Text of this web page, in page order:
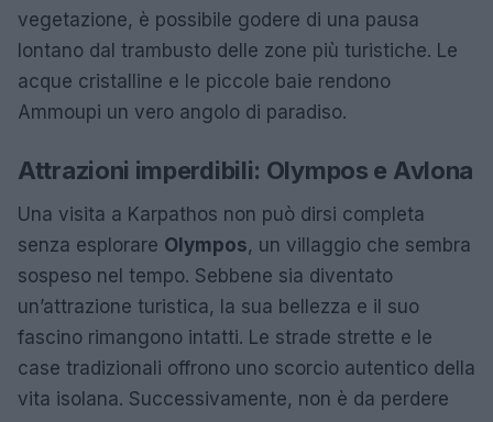
vegetazione, è possibile godere di una pausa
lontano dal trambusto delle zone più turistiche. Le
acque cristalline e le piccole baie rendono
Ammoupi un vero angolo di paradiso.
Attrazioni imperdibili: Olympos e Avlona
Una visita a Karpathos non può dirsi completa
senza esplorare Olympos, un villaggio che sembra
sospeso nel tempo. Sebbene sia diventato
un’attrazione turistica, la sua bellezza e il suo
fascino rimangono intatti. Le strade strette e le
case tradizionali offrono uno scorcio autentico della
vita isolana. Successivamente, non è da perdere